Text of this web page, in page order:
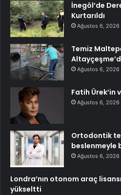
İnegöl’de
Kurtarıldı
Ağustos 6, 2026
Temiz
Ağustos 6, 2026
Fatih Ürek’in
Ağustos 6, 2026
Ortodontik
beslenmeyle
Ağustos 6, 2026
Londra’nın otonom araç
yükseltti